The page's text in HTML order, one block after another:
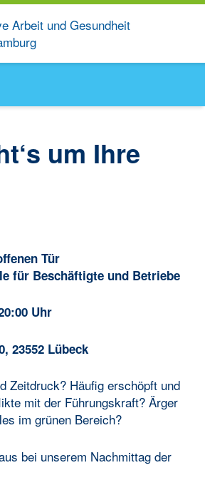
um Ihre
Tür
für Beschäftigte und Betriebe
Uhr
23552 Lübeck
Zeitdruck? Häufig erschöpft und
mit der Führungskraft? Ärger
im grünen Bereich?
bei unserem Nachmittag der